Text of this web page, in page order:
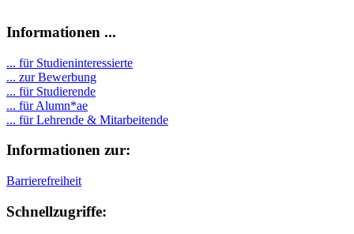
Informationen ...
... für Studieninteressierte
... zur Bewerbung
... für Studierende
... für Alumn*ae
... für Lehrende & Mitarbeitende
Informationen zur:
Barrierefreiheit
Schnellzugriffe: